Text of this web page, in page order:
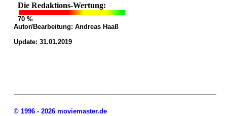
Die Redaktions-Wertung:
70 %
Autor/Bearbeitung: Andreas Haaß
Update: 31.01.2019
© 1996 - 2026 moviemaster.de